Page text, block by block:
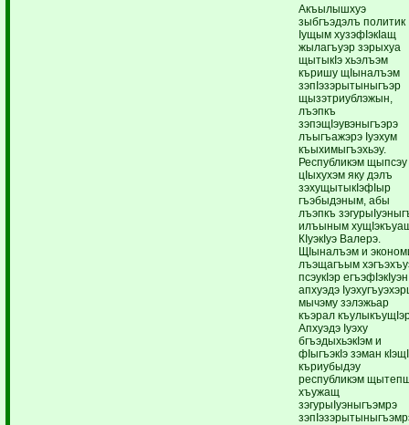
Акъылышхуэ
зыбгъэдэлъ политик
Iущым хузэфIэкIащ
жылагъуэр зэрыхуа
щытыкIэ хьэлъэм
къришу щIыналъэм
зэпIэзэрытыныгъэр
щызэтриублэжын,
лъэпкъ
зэпэщIэувэныгъэрэ
лъыгъажэрэ Iуэхум
къыхимыгъэхьэу.
Республикэм щыпсэу
цIыхухэм яку дэлъ
зэхущытыкIэфIыр
гъэбыдэным, абы
лъэпкъ
илъыным
КIуэкIуэ Валерэ.
ЩIыналъэм и
лъэщагъым
псэукIэр
апхуэдэ
мычэму зэлэжьар
къэрал
Апхуэдэ Iуэху
бгъэдыхьэкIэм и
фIыгъэкIэ зэман
къриубыдэу
республикэм
хъужащ
зэгурыIуэныгъэмрэ